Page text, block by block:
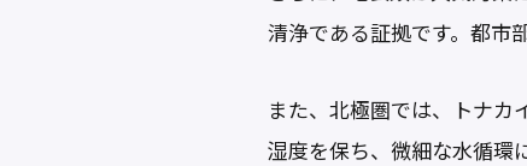
清浄である証拠です。都市
また、北極圏では、トナカ
湿度を保ち、微細な水循環